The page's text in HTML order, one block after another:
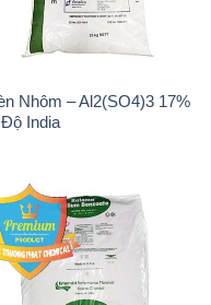
Nhôm – Al2(SO4)3 17%
India